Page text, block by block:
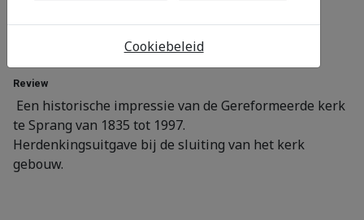
Category:Kerk
150728
Review
Een historische impressie van de Gereformeerde kerk
te Sprang van 1835 tot 1997.
Herdenkingsuitgave bij de sluiting van het kerk
gebouw.
Cookiebeleid